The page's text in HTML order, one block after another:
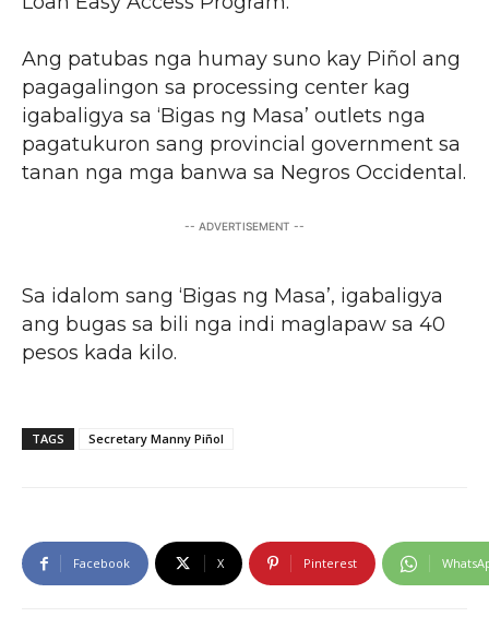
Ang patubas nga humay suno kay Piñol ang
pagagalingon sa processing center kag
igabaligya sa ‘Bigas ng Masa’ outlets nga
pagatukuron sang provincial government sa
tanan nga mga banwa sa Negros Occidental.
-- ADVERTISEMENT --
Sa idalom sang ‘Bigas ng Masa’, igabaligya
ang bugas sa bili nga indi maglapaw sa 40
pesos kada kilo.
TAGS Secretary Manny Piñol
Facebook X Pinterest